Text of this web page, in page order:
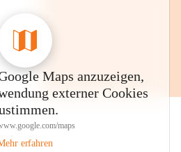
Maps anzuzeigen,
externer Cookies
maps
erfahren